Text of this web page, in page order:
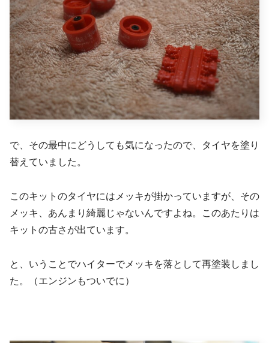
で、その最中にどうしても気になったので、タイヤを塗り
替えていました。
このキットのタイヤにはメッキが掛かっていますが、その
メッキ、あんまり綺麗じゃないんですよね。このあたりは
キットの古さが出ています。
と、いうことでハイターでメッキを落として再塗装しまし
た。（エンジンもついでに）